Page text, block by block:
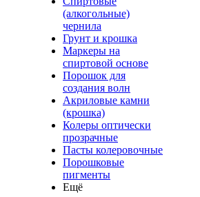
(алкогольные)
чернила
Грунт и крошка
Маркеры на
спиртовой основе
Порошок для
создания волн
Акриловые камни
(крошка)
Колеры оптически
прозрачные
Пасты колеровочные
Порошковые
пигменты
Ещё